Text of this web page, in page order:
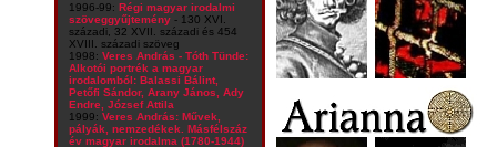
1996-99: Régi magyar irodalmi
szöveggyűjtemény - 130 XVI.
századi, 32 XVII. századi és 454
XVIII. századi szöveg
1998: Veres András - Tóth Tünde:
Alkotói portrék a magyar
irodalomból: Balassi Bálint,
Petőfi Sándor, Arany János, Ady
Endre, József Attila
1999: Veres András: Művek,
pályák, nemzedékek. Másfélszáz
év magyar irodalma (1780-1944)